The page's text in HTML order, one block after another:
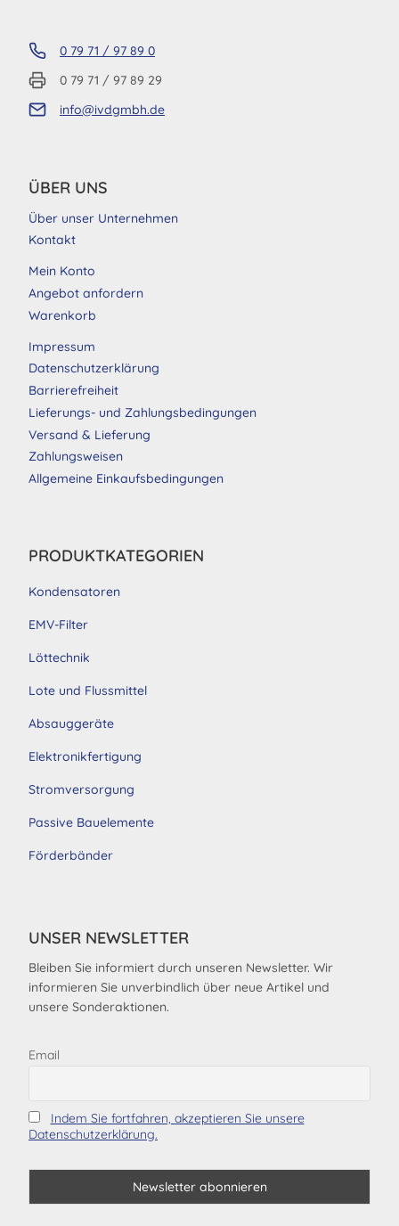
0 79 71 / 97 89 0
0 79 71 / 97 89 29
info@ivdgmbh.de
ÜBER UNS
Über unser Unternehmen
Kontakt
Mein Konto
Angebot anfordern
Warenkorb
Impressum
Datenschutzerklärung
Barrierefreiheit
Lieferungs- und Zahlungsbedingungen
Versand & Lieferung
Zahlungsweisen
Allgemeine Einkaufsbedingungen
PRODUKTKATEGORIEN
Kondensatoren
EMV-Filter
Löttechnik
Lote und Flussmittel
Absauggeräte
Elektronikfertigung
Stromversorgung
Passive Bauelemente
Förderbänder
UNSER NEWSLETTER
Bleiben Sie informiert durch unseren Newsletter. Wir
informieren Sie unverbindlich über neue Artikel und
unsere Sonderaktionen.
Email
Indem Sie fortfahren, akzeptieren Sie unsere
Datenschutzerklärung.